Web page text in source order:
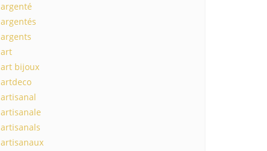
argenté
argentés
argents
art
art bijoux
artdeco
artisanal
artisanale
artisanals
artisanaux